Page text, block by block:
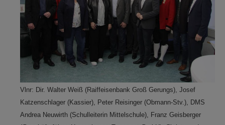
Vlnr: Dir. Walter Weiß (Raiffeisenbank Groß Gerungs), Josef
Katzenschlager (Kassier), Peter Reisinger (Obmann-Stv.), DMS
Andrea Neuwirth (Schulleiterin Mittelschule), Franz Geisberger